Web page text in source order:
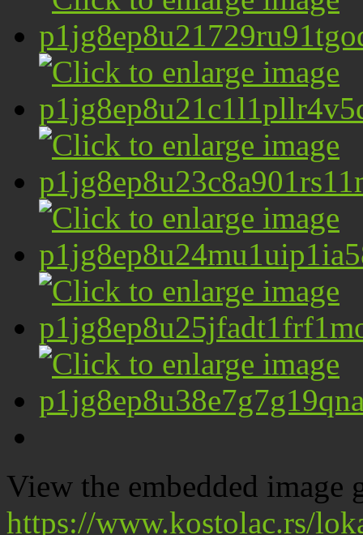
View the embedded image
https://www.kostolac.rs/